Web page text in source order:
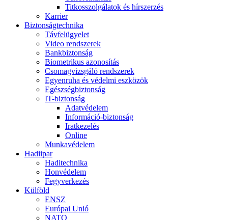
Titkosszolgálatok és hírszerzés
Karrier
Biztonságtechnika
Távfelügyelet
Video rendszerek
Bankbiztonság
Biometrikus azonosítás
Csomagvizsgáló rendszerek
Egyenruha és védelmi eszközök
Egészségbiztonság
IT-biztonság
Adatvédelem
Információ-biztonság
Iratkezelés
Online
Munkavédelem
Hadiipar
Haditechnika
Honvédelem
Fegyverkezés
Külföld
ENSZ
Európai Unió
NATO